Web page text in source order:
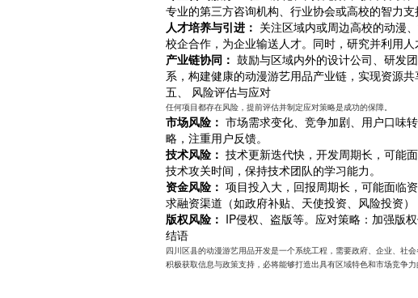
专业的第三方咨询机构、行业协会或高校的智力支
人才培养与引进： 关注区域内或周边高校的动漫
校企合作，为企业输送人才。同时，研究并利用人
产业链协同： 鼓励与区域内外的设计公司、研发
系，构建健康的动漫游艺用品产业链，实现资源共
五、 风险评估与应对
任何项目都存在风险，提前评估并制定应对策略是成功的保障。
市场风险： 市场需求变化、竞争加剧、用户口味
略，注重用户反馈。
技术风险： 技术更新迭代快，开发周期长，可能
技术攻关时间，保持技术团队的学习能力。
资金风险： 项目投入大，回报周期长，可能面临
求融资渠道（如政府补贴、天使投资、风险投资）
版权风险： IP侵权、盗版等。应对策略：加强版
结语
四川区县的动漫游艺用品开发是一个系统工程，需要政府、企业、社
积极获取信息与政策支持，必将能够打造出具有区域特色和市场竞争